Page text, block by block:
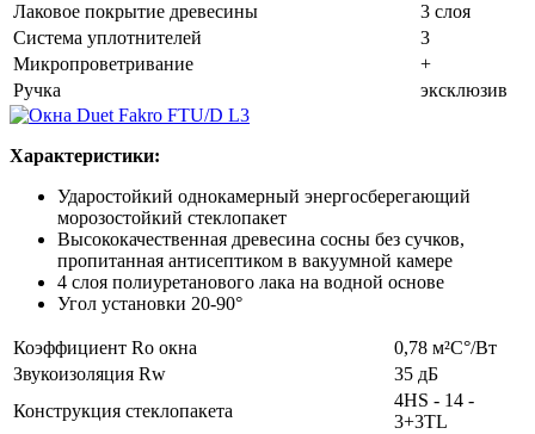
Лаковое покрытие древесины
3 слоя
Система уплотнителей
3
Микропроветривание
+
Ручка
эксклюзив
Характеристики:
Ударостойкий однокамерный энергосберегающий
морозостойкий стеклопакет
Высококачественная древесина сосны без сучков,
пропитанная антисептиком в вакуумной камере
4 слоя полиуретанового лака на водной основе
Угол установки 20-90°
Коэффициент Rо окна
0,78 м²С°/Вт
Звукоизоляция Rw
35 дБ
Конструкция стеклопакета
4HS - 14 -
3+3TL